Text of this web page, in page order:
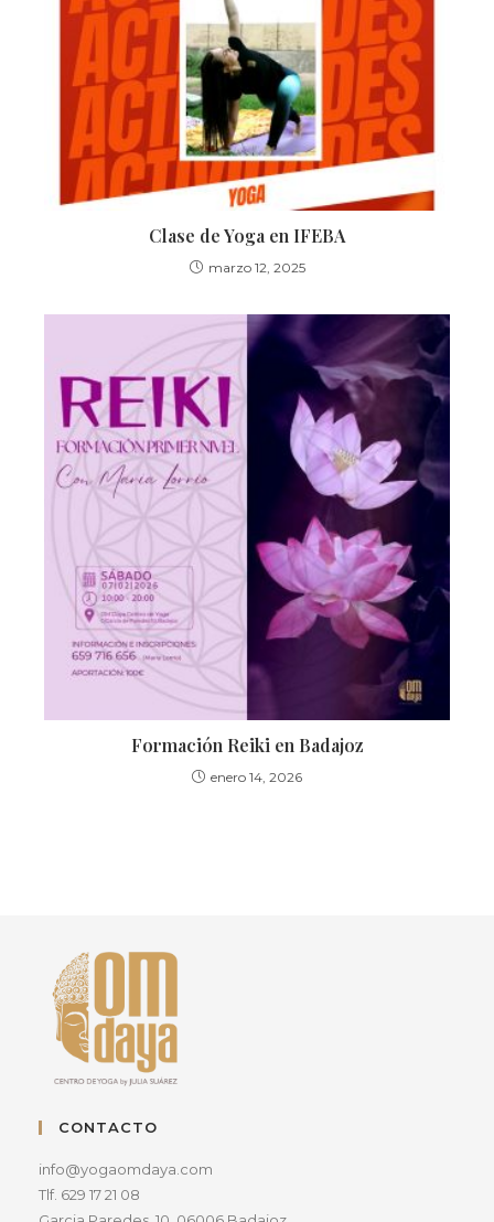
Clase de Yoga en IFEBA
marzo 12, 2025
Formación Reiki en Badajoz
enero 14, 2026
CONTACTO
info@yogaomdaya.com
Tlf. 629 17 21 08